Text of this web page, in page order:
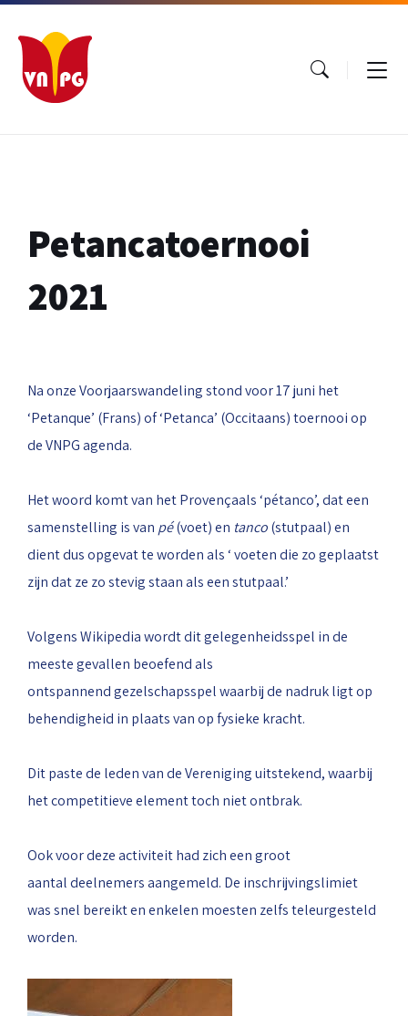
Ga
inhoud
Ga
hoofdnavigatie
Ga
footer
Petancatoernooi
2021
Na onze Voorjaarswandeling stond voor 17 juni het
‘Petanque’ (Frans) of ‘Petanca’ (Occitaans) toernooi op
de VNPG agenda.
Het woord komt van het Provençaals ‘pétanco’, dat een
samenstelling is van pé(voet) en tanco(stutpaal) en
dient dus opgevat te worden als ‘ voeten die zo geplaatst
zijn dat ze zo stevig staan als een stutpaal.’
Volgens Wikipedia wordt dit gelegenheidsspel in de
meeste gevallen beoefend als
ontspannend gezelschapsspel waarbij de nadruk ligt op
behendigheid in plaats van op fysieke kracht.
Dit paste de leden van de Vereniging uitstekend, waarbij
het competitieve element toch niet ontbrak.
Ook voor deze activiteit had zich een groot
aantal deelnemers aangemeld. De inschrijvingslimiet
was snel bereikt en enkelen moesten zelfs teleurgesteld
worden.